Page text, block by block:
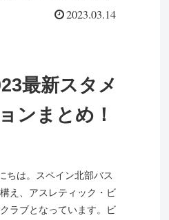
2023.03.14
最新スタメ
ンまとめ！
ちは。スペイン北部バス
え、アスレティック・ビ
ラブとなっています。ビ